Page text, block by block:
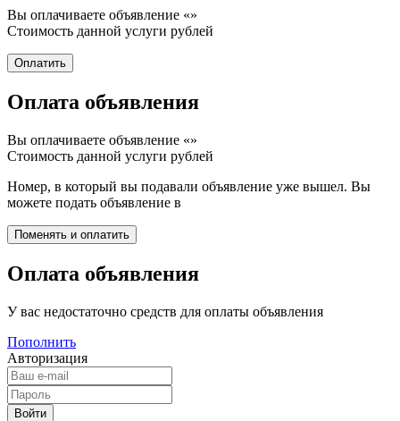
Вы оплачиваете объявление «»
Стоимость данной услуги рублей
Оплата объявления
Вы оплачиваете объявление «»
Стоимость данной услуги рублей
Номер, в который вы подавали объявление уже вышел. Вы
можете подать объявление в
Оплата объявления
У вас недостаточно средств для оплаты объявления
Пополнить
Авторизация